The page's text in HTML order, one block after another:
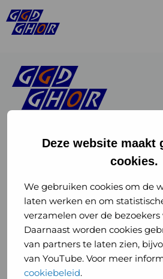
Deze website maakt
cookies.
We gebruiken cookies om de
laten werken en om
verzamelen over de
Daarnaast worden cookies
van partners te laten zien,
van YouTube. Voor meer
cookiebeleid.
of
GGD
GHOR
Nederland
Instagram
of
GGD
GHOR
Nederland
GGD Reizen op social media
GGD Reizen